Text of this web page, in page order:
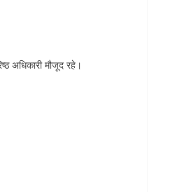
अधिकारी मौजूद रहे।